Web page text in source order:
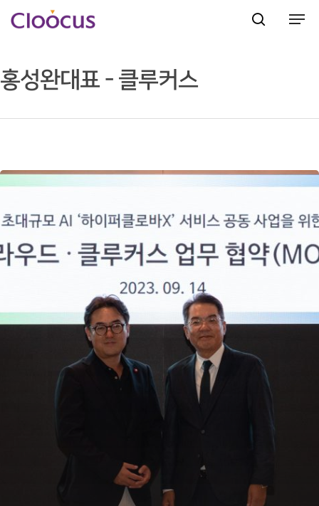
Hit enter to search or ESC to close
홍성완대표 - 클루커스